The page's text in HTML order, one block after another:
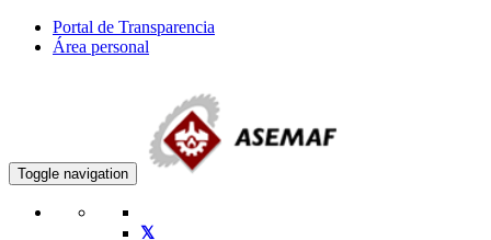
Portal de Transparencia
Área personal
Toggle navigation